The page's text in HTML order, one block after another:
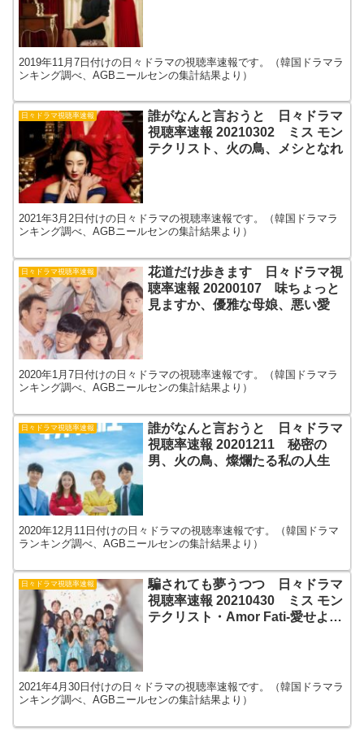
2019年11月7日付けの日々ドラマの視聴率速報です。（韓国ドラマラ
ンキング調べ、AGBニールセンの集計結果より）
日々ドラマ視聴率速報
誰がなんと言おうと 日々ドラマ
視聴率速報 20210302 ミス モン
テクリスト、火の鳥、メシとなれ
2021年3月2日付けの日々ドラマの視聴率速報です。（韓国ドラマラ
ンキング調べ、AGBニールセンの集計結果より）
日々ドラマ視聴率速報
花道だけ歩きます 日々ドラマ視
聴率速報 20200107 味ちょっと
見ますか、優雅な母娘、悪い愛
2020年1月7日付けの日々ドラマの視聴率速報です。（韓国ドラマラ
ンキング調べ、AGBニールセンの集計結果より）
日々ドラマ視聴率速報
誰がなんと言おうと 日々ドラマ
視聴率速報 20201211 秘密の
男、火の鳥、燦爛たる私の人生
2020年12月11日付けの日々ドラマの視聴率速報です。（韓国ドラマ
ランキング調べ、AGBニールセンの集計結果より）
日々ドラマ視聴率速報
騙されても夢うつつ 日々ドラマ
視聴率速報 20210430 ミス モン
テクリスト・Amor Fati-愛せよ、
2021年4月30日付けの日々ドラマの視聴率速報です。（韓国ドラマラ
ンキング調べ、AGBニールセンの集計結果より）